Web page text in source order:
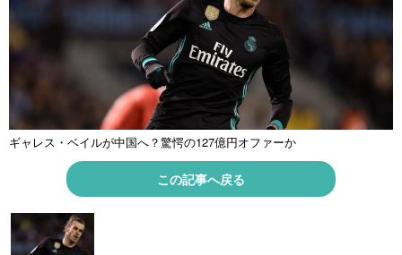
リリース ショップ
登録・ログイン/マイルーム
ギャレス・ベイルが中国へ？驚愕の127億円オファーか
この記事へ戻る